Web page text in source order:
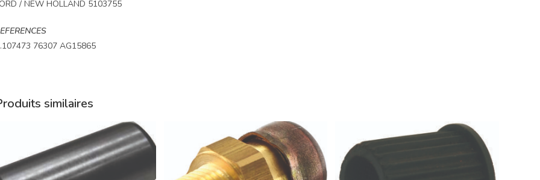
/ NEW HOLLAND 5103755
76307 AG15865
similaires